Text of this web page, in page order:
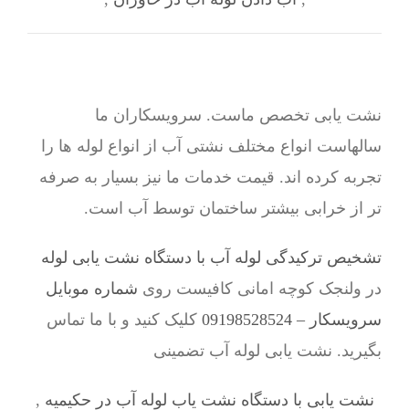
نشت یابی تخصص ماست. سرویسکاران ما
سالهاست انواع مختلف نشتی آب از انواع لوله ها را
تجربه کرده اند. قیمت خدمات ما نیز بسیار به صرفه
تر از خرابی بیشتر ساختمان توسط آب است.
تشخیص ترکیدگی لوله آب با دستگاه نشت یابی لوله
در ولنجک کوچه امانی کافیست روی شماره موبایل
سرویسکار – 09198528524
کلیک کنید و با ما تماس
بگیرید. نشت یابی لوله آب تضمینی
نشت یابی با دستگاه نشت یاب لوله آب در حکیمیه ,